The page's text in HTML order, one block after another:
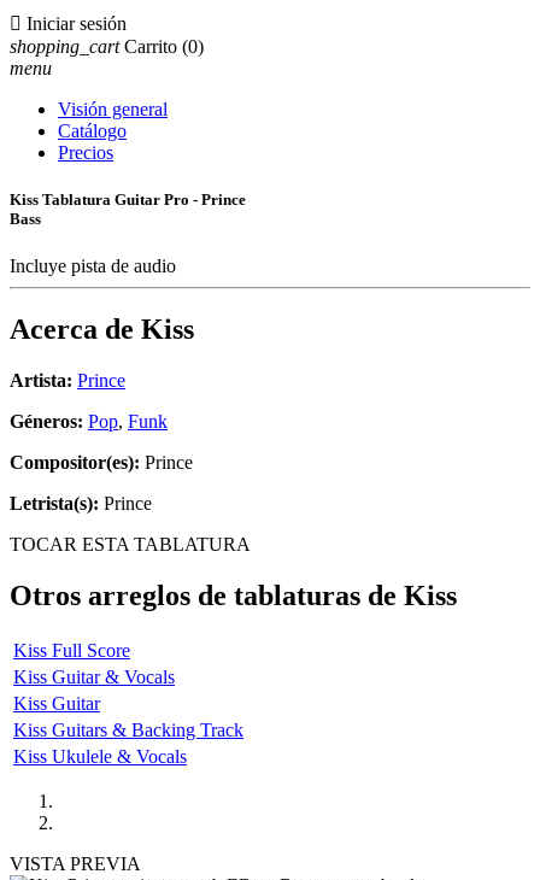
 Iniciar sesión
shopping_cart Carrito (0)
menu
Visión general
Catálogo
Precios
Kiss Tablatura Guitar Pro - Prince
Bass
Incluye pista de audio
Acerca de Kiss
Artista: Prince
Géneros: Pop, Funk
Compositor(es): Prince
Letrista(s): Prince
TOCAR ESTA TABLATURA
Otros arreglos de tablaturas de Kiss
Kiss Full Score
Kiss Guitar & Vocals
Kiss Guitar
Kiss Guitars & Backing Track
Kiss Ukulele & Vocals
VISTA PREVIA